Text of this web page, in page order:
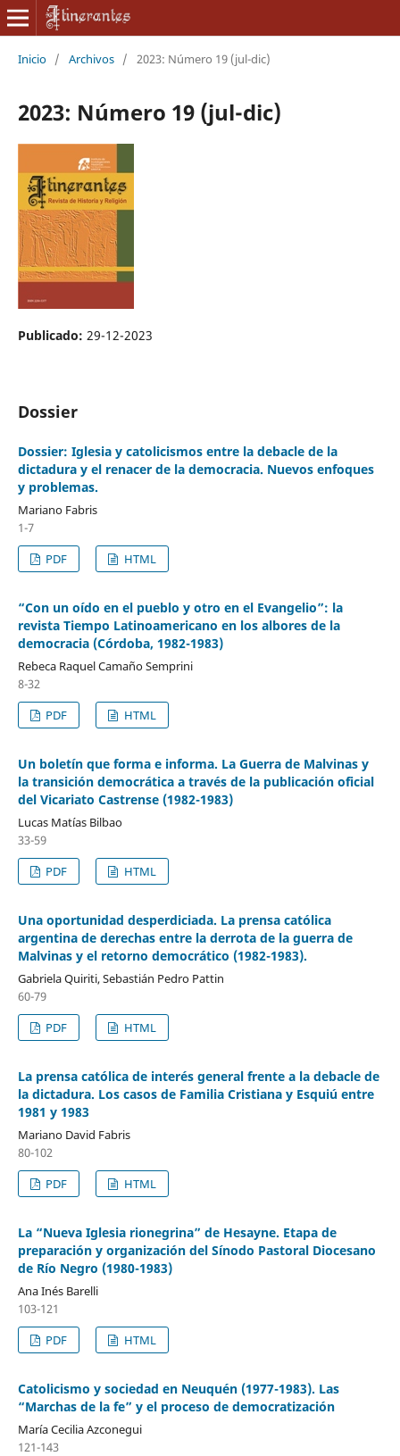
Inicio / Archivos / 2023: Número 19 (jul-dic)
2023: Número 19 (jul-dic)
Publicado: 29-12-2023
Dossier
Dossier: Iglesia y catolicismos entre la debacle de la
dictadura y el renacer de la democracia. Nuevos enfoques
y problemas.
Mariano Fabris
1-7
PDF
HTML
“Con un oído en el pueblo y otro en el Evangelio”: la
revista Tiempo Latinoamericano en los albores de la
democracia (Córdoba, 1982-1983)
Rebeca Raquel Camaño Semprini
8-32
PDF
HTML
Un boletín que forma e informa. La Guerra de Malvinas y
la transición democrática a través de la publicación oficial
del Vicariato Castrense (1982-1983)
Lucas Matías Bilbao
33-59
PDF
HTML
Una oportunidad desperdiciada. La prensa católica
argentina de derechas entre la derrota de la guerra de
Malvinas y el retorno democrático (1982-1983).
Gabriela Quiriti, Sebastián Pedro Pattin
60-79
PDF
HTML
La prensa católica de interés general frente a la debacle de
la dictadura. Los casos de Familia Cristiana y Esquiú entre
1981 y 1983
Mariano David Fabris
80-102
PDF
HTML
La “Nueva Iglesia rionegrina” de Hesayne. Etapa de
preparación y organización del Sínodo Pastoral Diocesano
de Río Negro (1980-1983)
Ana Inés Barelli
103-121
PDF
HTML
Catolicismo y sociedad en Neuquén (1977-1983). Las
“Marchas de la fe” y el proceso de democratización
María Cecilia Azconegui
121-143